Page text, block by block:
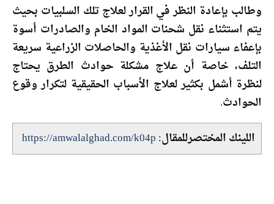
وطالب بإعادة النظر في القرار لعلاج تلك السلبيات بحيث
يتم استثناء نقل شحنات المواد الخام والصادرات أسوة
بإعفاء سيارات نقل الأغذية والحاصلات الزراعية سريعة
التلف، خاصة أن علاج مشكلة حوادث الطرق يحتاج
لنظرة أشمل بكثير لعلاج الأسباب الحقيقية لتكرار وقوع
الحوادث.
اللينك المختصرللمقال:https://amwalalghad.com/k04p